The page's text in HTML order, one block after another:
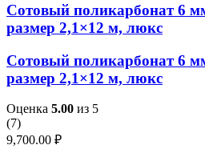
Сотовый поликарбонат 6
размер 2,1×12 м, люкс
Сотовый поликарбонат 6
размер 2,1×12 м, люкс
Оценка 5.00 из 5
(7)
9,700.00 ₽